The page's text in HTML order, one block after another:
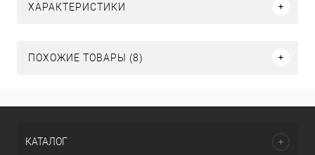
ХАРАКТЕРИСТИКИ
ПОХОЖИЕ ТОВАРЫ (8)
КАТАЛОГ